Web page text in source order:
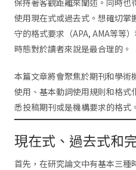
使用現在式或過去式。想確切掌
守的格式要求（APA, AMA等等
時態對於讀者來說是最合理的。
本篇文章將會聚焦於期刊和學術
使用、基本動詞使用規則和格式
悉投稿期刊或是機構要求的格式。
現在式、過去式和
首先，在研究論文中有基本三種